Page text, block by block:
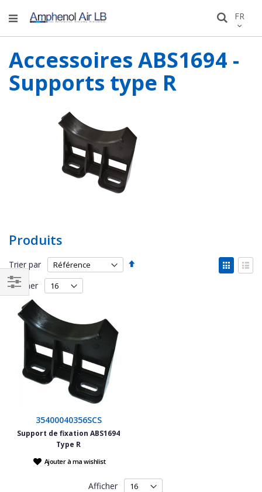
Allez
au
FR
Accessoires ABS1694 -
Supports type R
Produits
Trier par
Par
en
Afficher
35400040356SCS
Support de fixation ABS1694
Type R
Ajouter à ma wishlist
Afficher
Filtrer
par